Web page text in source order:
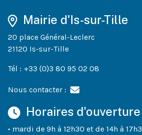
Mairie d'Is-sur-Tille
20 place Général-Leclerc
21120 Is-sur-Tille
Tél : +33 (0)3 80 95 02 08
Nous contacter :
Horaires d'ouverture
• mardi de 9h à 12h30 et de 14h à